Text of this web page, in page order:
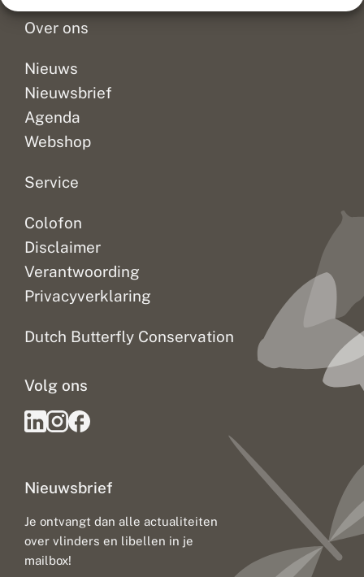
Over ons
Nieuws
Nieuwsbrief
Agenda
Webshop
Service
Colofon
Disclaimer
Verantwoording
Privacyverklaring
Dutch Butterfly Conservation
Nieuwsbrief
Je ontvangt dan alle actualiteiten
over vlinders en libellen in je
mailbox!
Volg ons